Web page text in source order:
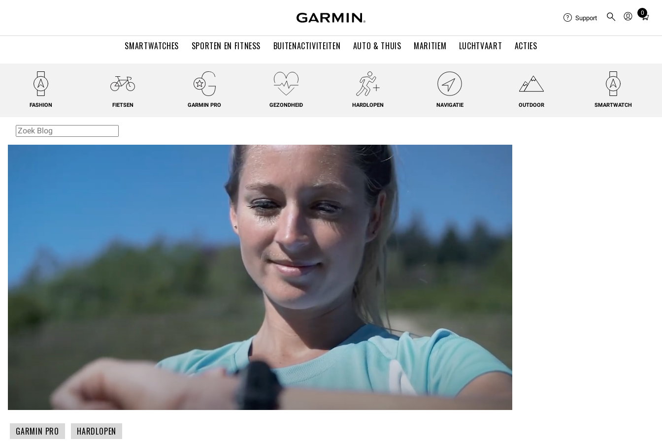
SMARTWATCHES SPORTEN EN FITNESS BUITENACTIVITEITEN AUTO & THUIS MARITIEM LUCHTVAART ACTIES
Support
0
Total
in
FASHION FIETSEN GARMIN PRO GEZONDHEID HARDLOPEN NAVIGATIE OUTDOOR SMARTWATCH
GARMIN PRO HARDLOPEN